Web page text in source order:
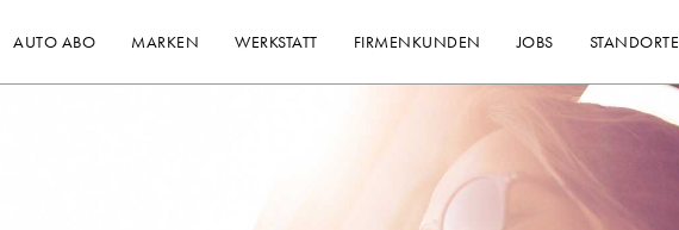
AUTO ABO MARKEN WERKSTATT FIRMENKUNDEN JOBS STANDORTE